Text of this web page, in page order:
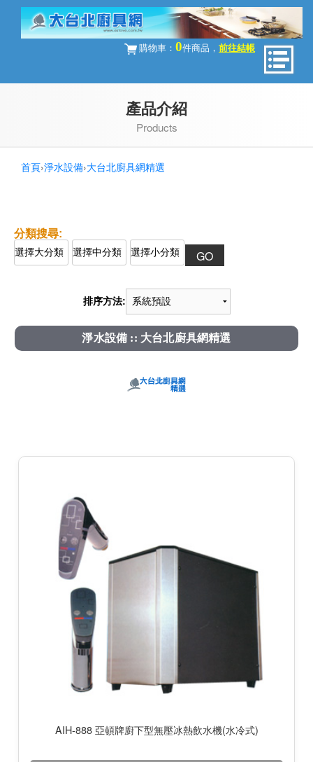
購物車： 0件商品， 前往結帳
產品介紹
Products
首頁›淨水設備›大台北廚具網精選
排序方法:
淨水設備 :: 大台北廚具網精選
AIH-888 亞頓牌廚下型無壓冰熱飲水機(水冷式)